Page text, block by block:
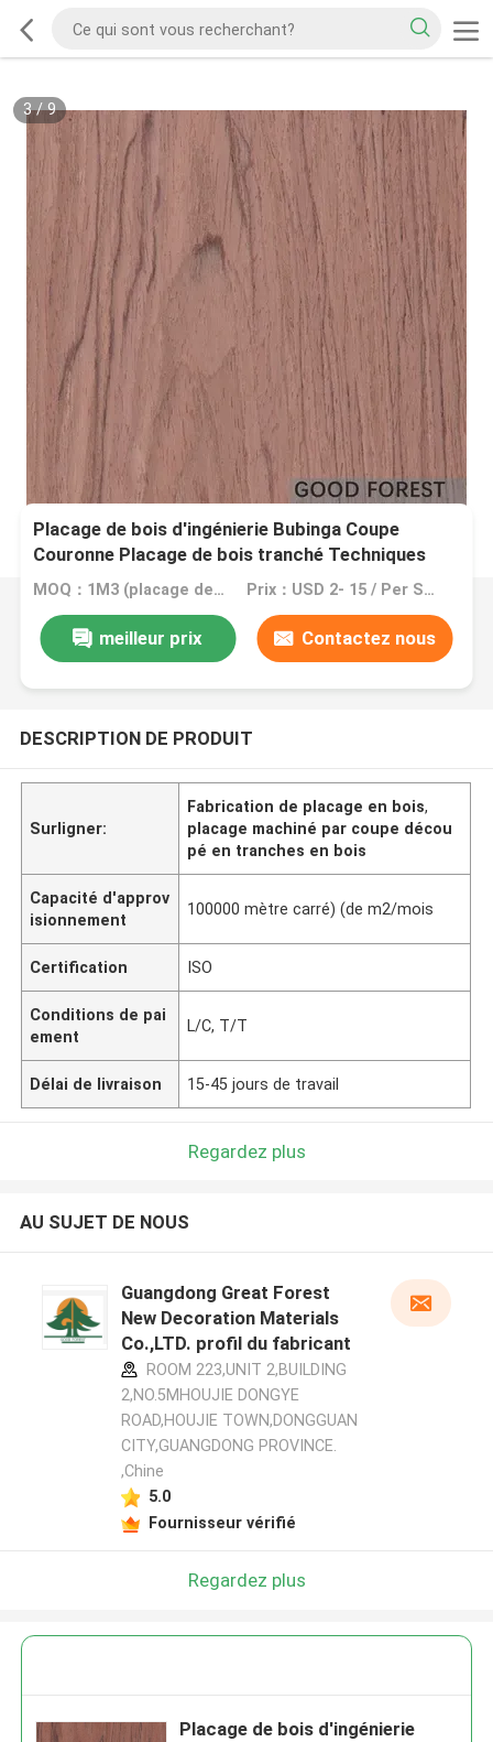
3/9
Placage de bois d'ingénierie Bubinga Coupe
Couronne Placage de bois tranché Techniques
OH-
L663N/963C/655C/666N/936N/581C/681C/0735N
MOQ：1M3 (placage de =2000 m2 0.5mm) Prix：USD 2- 15 / Per Square Meter (M2)
meilleur prix Contactez nous
DESCRIPTION DE PRODUIT
Surligner:
Fabrication de placage en bois,
placage machiné par coupe décou
pé en tranches en bois
Capacité d'approv
isionnement
100000 mètre carré) (de m2/mois
Certification ISO
Conditions de pai
ement
L/C, T/T
Délai de livraison 15-45 jours de travail
Regardez plus
AU SUJET DE NOUS
Guangdong Great Forest
New Decoration Materials
Co.,LTD. profil du fabricant
ROOM 223,UNIT 2,BUILDING
2,NO.5MHOUJIE DONGYE
ROAD,HOUJIE TOWN,DONGGUAN
CITY,GUANGDONG PROVINCE.
,Chine
5.0
Fournisseur vérifié
Regardez plus
Placage de bois d'ingénierie